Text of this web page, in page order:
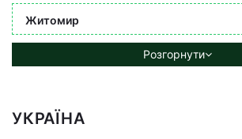
Житомир
Розгорнути
УКРАЇНА